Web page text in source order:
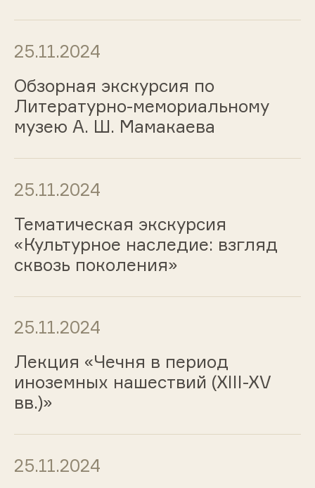
25.11.2024
Обзорная экскурсия по
Литературно-мемориальному
музею А. Ш. Мамакаева
25.11.2024
Тематическая экскурсия
«Культурное наследие: взгляд
сквозь поколения»
25.11.2024
Лекция «Чечня в период
иноземных нашествий (XIII-XV
вв.)»
25.11.2024